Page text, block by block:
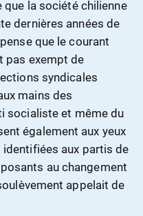
la société chilienne
dernières années de
que le courant
pas exempt de
syndicales
mains des
socialiste et même du
également aux yeux
aux partis de
au changement
appelait de